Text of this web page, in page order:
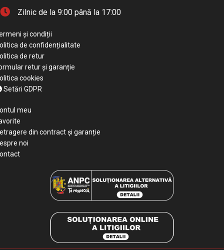
Zilnic de la 9:00 până la 17:00
și condiții
de confidențialitate
de retur
retur și garanție
cookies
Setări GDPR
meu
din contract și garanție
noi